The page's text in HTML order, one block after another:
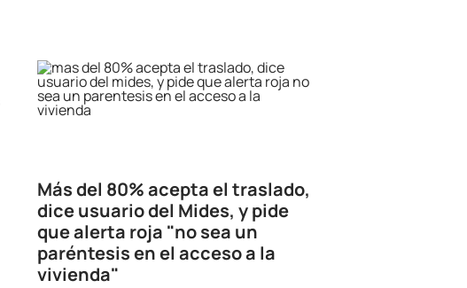
Más del 80% acepta el traslado,
dice usuario del Mides, y pide
que alerta roja "no sea un
paréntesis en el acceso a la
vivienda"